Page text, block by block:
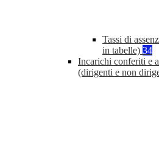
Tassi di
in tabelle) 34
Incarichi conferiti e
(dirigenti e non